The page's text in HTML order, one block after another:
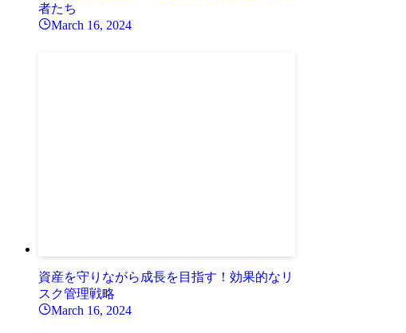
者たち
March 16, 2024
資産を守りながら成長を目指す！効果的なリ
スク管理戦略
March 16, 2024